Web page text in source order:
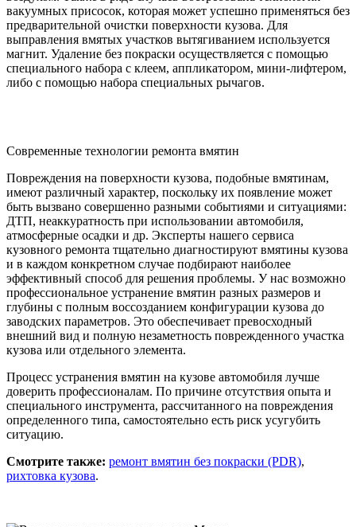
вакуумных присосок, которая может успешно применяться без
предварительной очистки поверхности кузова. Для
выправления вмятых участков вытягиванием используется
магнит. Удаление без покраски осуществляется с помощью
специального набора с клеем, аппликатором, мини-лифтером,
либо с помощью набора специальных рычагов.
Современные технологии ремонта вмятин
Повреждения на поверхности кузова, подобные вмятинам,
имеют различный характер, поскольку их появление может
быть вызвано совершенно разными событиями и ситуациями:
ДТП, неаккуратность при использовании автомобиля,
атмосферные осадки и др. Эксперты нашего сервиса
кузовного ремонта тщательно диагностируют вмятины кузова
и в каждом конкретном случае подбирают наиболее
эффективный способ для решения проблемы. У нас возможно
профессиональное устранение вмятин разных размеров и
глубины с полным воссозданием конфигурации кузова до
заводских параметров. Это обеспечивает превосходный
внешний вид и полную незаметность поврежденного участка
кузова или отдельного элемента.
Процесс устранения вмятин на кузове автомобиля лучше
доверить профессионалам. По причине отсутствия опыта и
специального инструмента, рассчитанного на повреждения
определенного типа, самостоятельно есть риск усугубить
ситуацию.
Смотрите также: ремонт вмятин без покраски (PDR),
рихтовка кузова.